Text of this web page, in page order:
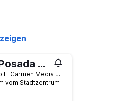
La Posada de Juan B&B
Barrio El Carmen Media Cuadra al Este de la Universidad Catolica, Santa Rosa Copan, Honduras
vom Stadtzentrum